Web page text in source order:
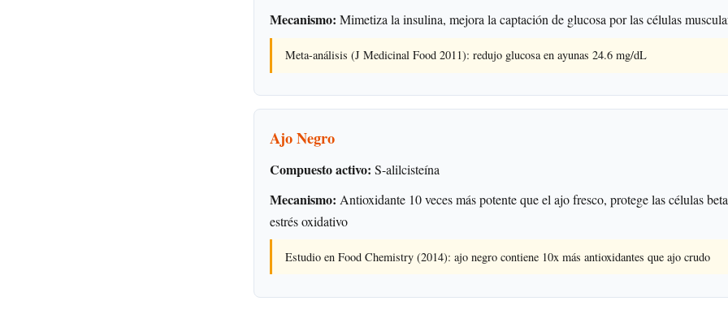
Mecanismo: Mimetiza la insulina, mejora la captación de glucosa por las células
Meta-análisis (J Medicinal Food 2011): redujo glucosa en ayunas 24.6 mg/dL
Ajo Negro
Compuesto activo: S-alilcisteína
Mecanismo: Antioxidante 10 veces más potente que el ajo fresco, protege las células
estrés oxidativo
Estudio en Food Chemistry (2014): ajo negro contiene 10x más antioxidantes que ajo crudo